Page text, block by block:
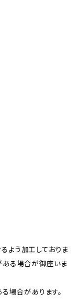
よう加工しておりま
ある場合が御座いま
場合があります。